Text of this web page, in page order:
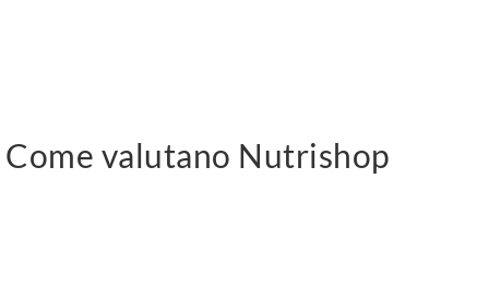
Come valutano Nutrishop